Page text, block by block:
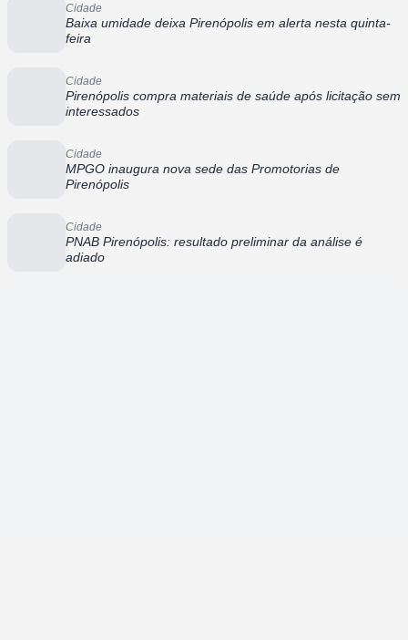
Cidade
Baixa umidade deixa Pirenópolis em alerta nesta quinta-
feira
Cidade
Pirenópolis compra materiais de saúde após licitação sem
interessados
Cidade
MPGO inaugura nova sede das Promotorias de
Pirenópolis
Cidade
PNAB Pirenópolis: resultado preliminar da análise é
adiado